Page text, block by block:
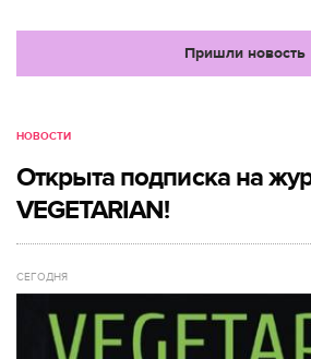
Пришли новость
НОВОСТИ
Открыта подписка на
VEGETARIAN!
СЕГОДНЯ